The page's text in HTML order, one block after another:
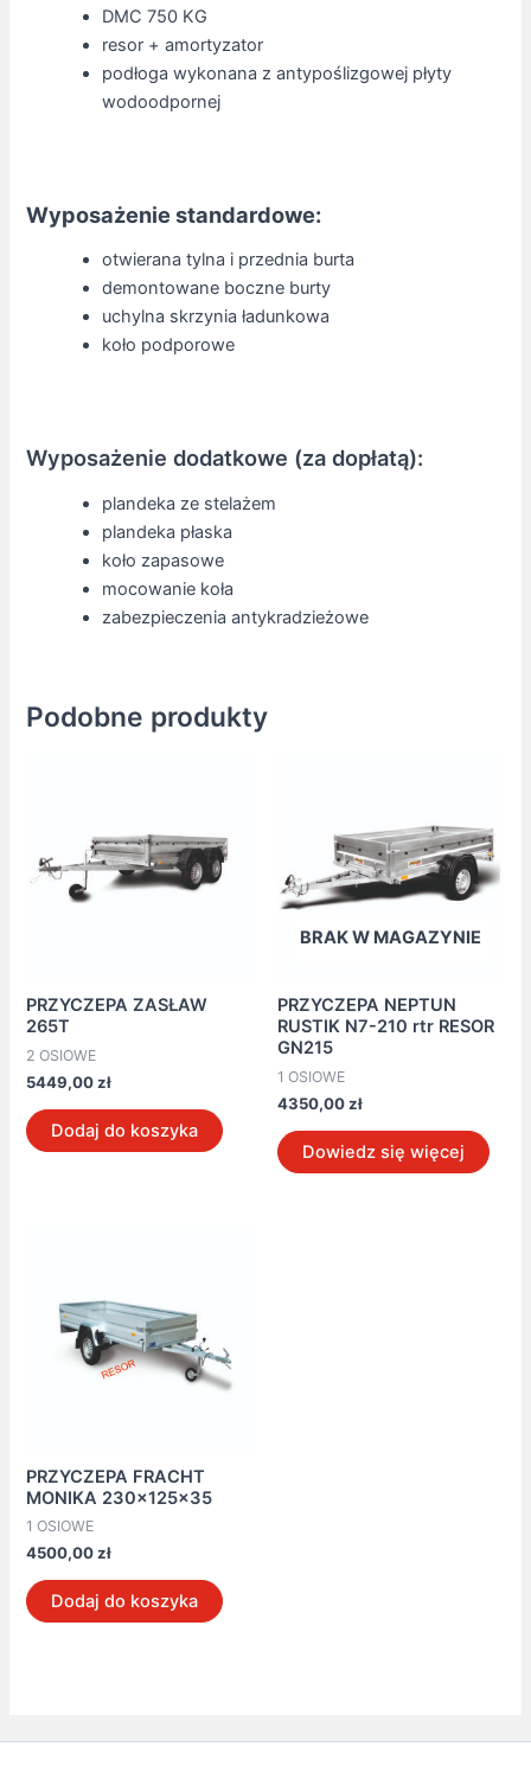
DMC 750 KG
resor + amortyzator
podłoga wykonana z antypoślizgowej płyty
wodoodpornej
Wyposażenie standardowe:
otwierana tylna i przednia burta
demontowane boczne burty
uchylna skrzynia ładunkowa
koło podporowe
Wyposażenie dodatkowe (za dopłatą):
plandeka ze stelażem
plandeka płaska
koło zapasowe
mocowanie koła
zabezpieczenia antykradzieżowe
Podobne produkty
PRZYCZEPA ZASŁAW
265T
2 OSIOWE
5449,00zł
Dodaj do koszyka
BRAK W MAGAZYNIE
PRZYCZEPA NEPTUN
RUSTIK N7-210 rtr RESOR
GN215
1 OSIOWE
4350,00zł
Dowiedz się więcej
PRZYCZEPA FRACHT
MONIKA 230x125x35
1 OSIOWE
4500,00zł
Dodaj do koszyka